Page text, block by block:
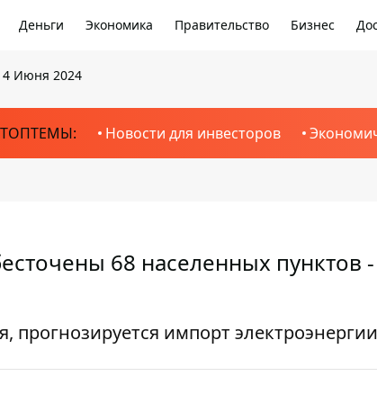
Деньги Экономика Правительство Бизнес
4 Июня 2024
ТОПТЕМЫ: Новости для инвесторов
68 ​​населенных пунктов
прогнозируется импорт